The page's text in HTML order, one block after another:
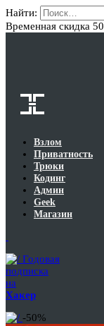
Найти:
Временная скидка
Взлом
Приватность
Трюки
Кодинг
Админ
Geek
Магазин
Годовая
подписка
на
Хакер
-50%